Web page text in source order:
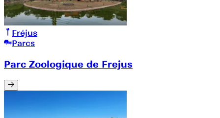
Fréjus
Parcs
Parc Zoologique de Frejus